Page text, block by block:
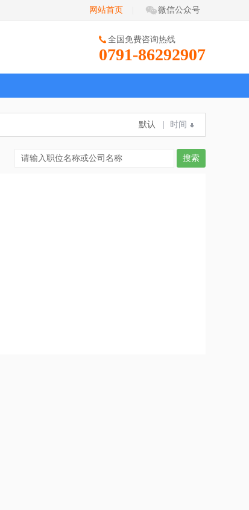
网站首页 微信公众号
全国免费咨询热线
0791-86292907
默认 时间